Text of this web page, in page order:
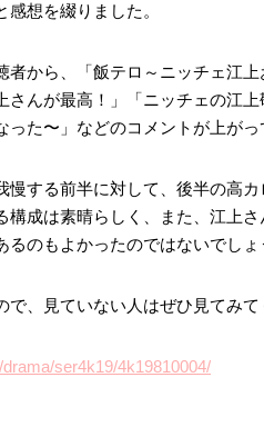
想を綴りました。
者から、「飯テロ～ニッチェ江
さんが最高！」「ニッチェの江上
た〜」などのコメントが上がっ
慢する前半に対して、後半の高
構成は素晴らしく、また、江上
のもよかったのではないでしょ
で、見ていない人はぜひ見てみて
ser4k19/4k19810004/